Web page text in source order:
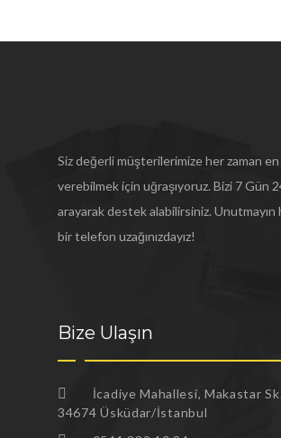
Siz değerli müşterilerimize her zaman
verebilmek için uğraşıyoruz. Bizi 7 Gün
arayarak destek alabilirsiniz. Unutmayın
bir telefon uzağınızdayız!
Bize Ulaşın
İcadiye Mahallesi, Makastar
34674 Üsküdar/İstanbul